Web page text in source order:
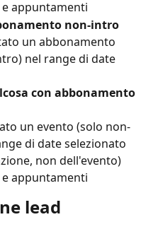
appuntamenti
non-intro
un abbonamento
nel range di date
con abbonamento
un evento (solo non-
di date selezionato
non dell'evento)
appuntamenti
lead